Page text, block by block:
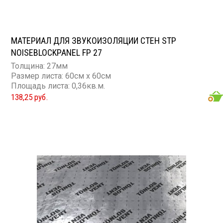
МАТЕРИАЛ ДЛЯ ЗВУКОИЗОЛЯЦИИ СТЕН STP
NOISEBLOCKPANEL FP 27
Толщина: 27мм
Размер листа: 60см х 60см
Площадь листа: 0,36кв.м.
138,25 руб.